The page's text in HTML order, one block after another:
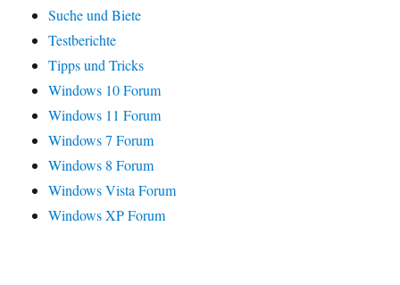
Suche und Biete
Testberichte
Tipps und Tricks
Windows 10 Forum
Windows 11 Forum
Windows 7 Forum
Windows 8 Forum
Windows Vista Forum
Windows XP Forum